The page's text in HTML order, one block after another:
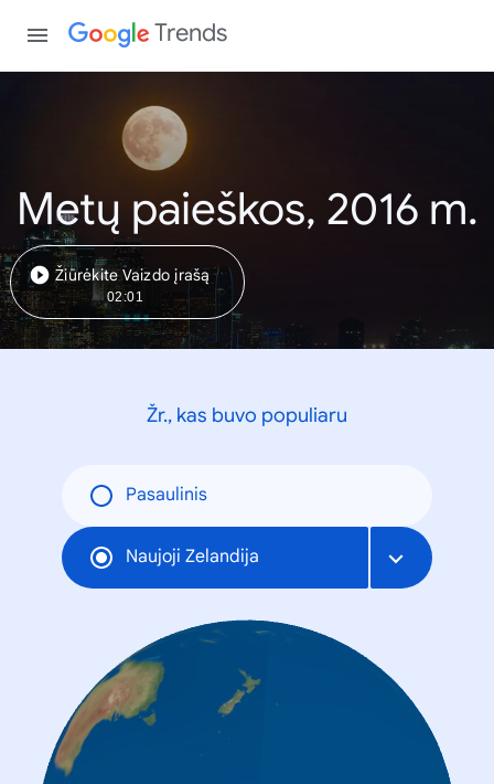
Trends
Metų paieškos, 2016 m.
Žiūrėkite Vaizdo įrašą
02:01
Žr., kas buvo populiaru
Pasaulinis
Naujoji Zelandija